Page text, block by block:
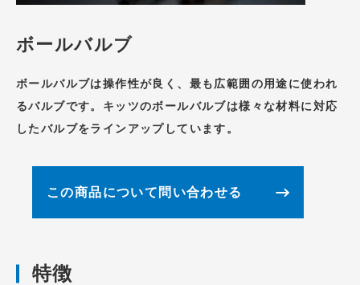
ボールバルブ
ボールバルブは操作性が良く、最も広範囲の用途に使われ
るバルブです。キッツのボールバルブは様々な材料に対応
したバルブをラインアップしています。
この商品について問い合わせる
特徴